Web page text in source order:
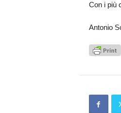
Con i più
Antonio